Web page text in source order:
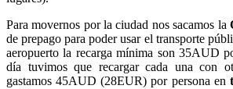
Para movernos por la ciudad nos sacamos la
de prepago para poder usar el transporte
aeropuerto la recarga mínima son 35AUD
día tuvimos que recargar cada una con
gastamos 45AUD (28EUR) por persona en